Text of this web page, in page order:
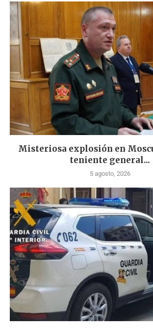
Misteriosa explosión en
teniente general...
5 agosto, 2026